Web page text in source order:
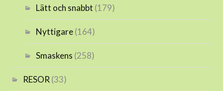
Lätt och snabbt (179)
Nyttigare(164)
Smaskens (258)
RESOR (33)